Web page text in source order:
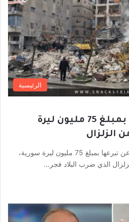
الرئيسية
نقابة الفنانين تتبرع بمبلغ 75 مليون ليرة
الزلزال
أعلنت نقابة الفنانين السوريين عن تبرعها بمبلغ 75 مليون ليرة سورية،
الذي ضرب البلاد فجر…